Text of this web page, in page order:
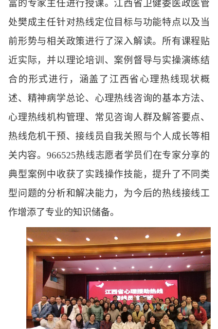
富的专家主任进行授课。江西省卫健委医政医管
处樊成主任针对热线定位目标与功能特点以及当
前形势与相关政策进行了深入解读。所有课程贴
近实际，并以理论培训、案例督导与实操演练结
合的形式进行，涵盖了江西省心理热线现状概
述、精神病学总论、心理热线咨询的基本方法、
心理热线机构管理、常见咨询人群及解答要点、
热线危机干预、接线员自我关照与个人成长等相
关内容。 966525热线志愿者学员们在专家分享的
典型案例中收获了实践操作技能，提升了不同类
型问题的分析和解决能力，为今后的热线接线工
作增添了专业的知识储备。